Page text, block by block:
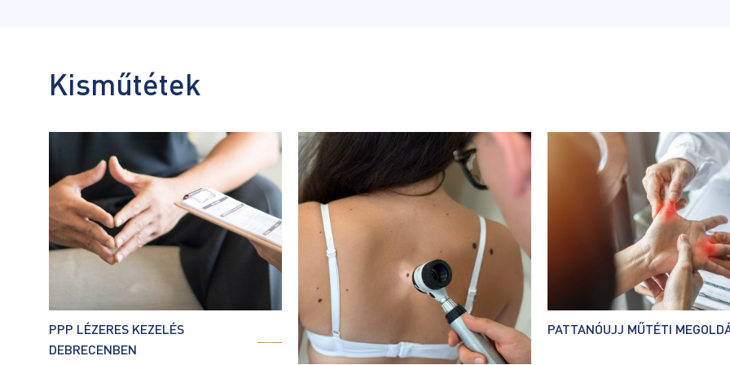
Kisműtétek
PPP LÉZERES KEZELÉS
DEBRECENBEN
PATTANÓUJJ MŰTÉTI